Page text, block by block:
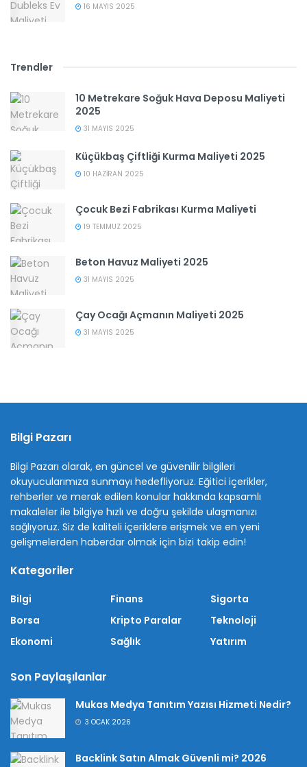
16 MAYIS 2025
Trendler
10 Metrekare Soğuk Hava Deposu Maliyeti
2025
31 MAYIS 2025
Küçükbaş Çiftliği Kurma Maliyeti 2025
10 HAZIRAN 2025
Çocuk Bezi Fabrikası Kurma Maliyeti
19 TEMMUZ 2025
Beton Havuz Maliyeti 2025
31 MAYIS 2025
Çay Ocağı Açmanın Maliyeti 2025
31 MAYIS 2025
Bilgi Pazarı
Bilgi Pazarı olarak, en güncel ve güvenilir bilgileri
okuyucularımıza sunmayı hedefliyoruz. Eğitici içerikler,
rehberler ve merak edilen konular hakkında kapsamlı
makaleler ile bilgiye hızlı ve doğru şekilde ulaşmanızı
sağlıyoruz. Siz de kaliteli içeriklere erişmek ve en yeni
gelişmelerden haberdar olmak için bizi takip edin!
Kategoriler
Bilgi
Borsa
Ekonomi
Finans
Kripto Paralar
Sağlık
Sigorta
Teknoloji
Yatırım
Son Paylaşılanlar
Mukas Medya Tanıtım Yazısı Hizmeti Nedir?
3 OCAK 2026
Backlink Satın Almak Güvenli mi? 2026